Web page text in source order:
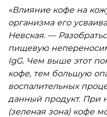
«Влияние кофе на
организма его
Невская. —
пищевую
IgG. Чем выше этот
кофе, тем большую
воспалительных
данный продукт. При
(зеленая зона) кофе